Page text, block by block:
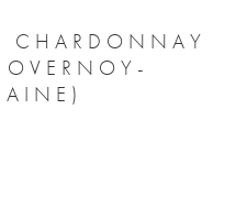
CHARDONNAY